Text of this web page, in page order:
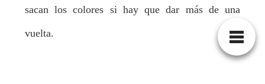
sacan los colores si hay que dar más de una
vuelta.